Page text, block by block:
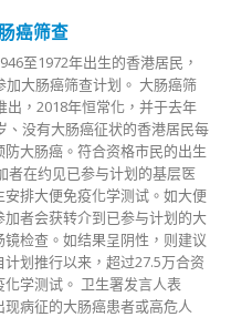
癌筛查
至1972年出生的香港居民，
大肠癌筛查计划。 大肠癌筛
出，2018年恒常化，并于去年
、没有大肠癌征状的香港居民每
大肠癌。符合资格市民的出生
者在约见已参与计划的基层医
排大便免疫化学测试。如大便
者会获转介到已参与计划的大
检查。如结果呈阴性，则建议
划推行以来，超过27.5万合资
学测试。 卫生署发言人表
病征的大肠癌患者或高危人